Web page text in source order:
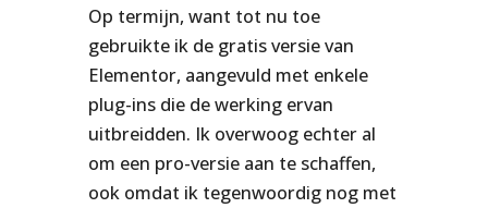
Op termijn, want tot nu toe
gebruikte ik de gratis versie van
Elementor, aangevuld met enkele
plug-ins die de werking ervan
uitbreidden. Ik overwoog echter al
om een pro-versie aan te schaffen,
ook omdat ik tegenwoordig nog met